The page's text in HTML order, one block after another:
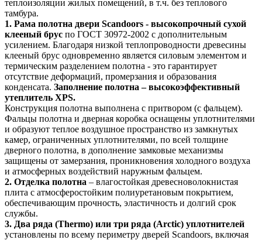
теплоизоляции жилых помещений, в т.ч. без теплового
тамбура.
1. Рама полотна двери Scandoors - высокопрочный сухой
клееный брус по ГОСТ 30972-2002 с дополнительным
усилением. Благодаря низкой теплопроводности древесины
клееный брус одновременно является силовым элементом и
термическим разделением полотна - это гарантирует
отсутствие деформаций, промерзания и образования
конденсата. Заполнение полотна – высокоэффективный
утеплитель XPS.
Конструкция полотна выполнена с притвором (c фальцем).
Фальцы полотна и дверная коробка оснащены уплотнителями
и образуют теплое воздушное пространство из замкнутых
камер, ограниченных уплотнителями, по всей толщине
дверного полотна, в дополнение замковые механизмы
защищены от замерзания, проникновения холодного воздуха
и атмосферных воздействий наружным фальцем.
2. Отделка полотна – влагостойкая древесноволокнистая
плита с атмосферостойким полиуретановым покрытием,
обеспечивающим прочность, эластичность и долгий срок
службы.
3. Два ряда (Thermo) или три ряда (Arctic) уплотнителей
установлены по всему периметру дверей Scandoors, включая